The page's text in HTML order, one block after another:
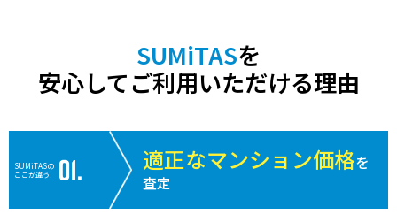
SUMiTASを
安心してご利用いただける理由
SUMiTASの
ここが違う!
適正なマンション価格を
査定